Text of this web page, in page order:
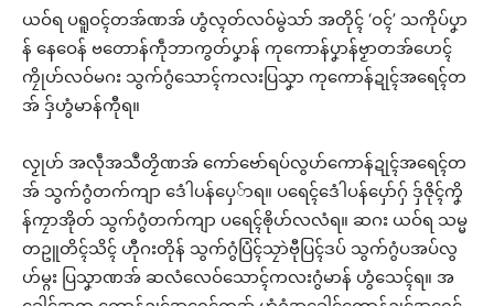
ယဝ်ရ ပရူဝၚ်တအ်ဏအ် ဟွံလ္ၚတ်လဝ်မွဲသာ် အတိုၚ် ‘ဝၚ်’ သကိုပ်ပၞာ
န် နေဝေန် ဗတောန်ကဵုဘာကွတ်ပၞာန် ကုကောန်ပၞာန်ဗၟာတအ်ဟေၚ်
ကၠိုဟ်လဝ်မဂး သွက်ဂွံသောၚ်ကလးပြသၞာ ကုကောန်ဍုၚ်အရေၚ်တ
အ် ဒှ်ဟွံမာန်ကီုရ။
လၟုဟ် အလဵုအသဳတၟိဏအ် ကော်ဗော်ရပ်လွဟ်ကောန်ဍုၚ်အရေၚ်တ
အ် သွက်ဂွံတက်ကျာ ဒေံါပန်ပှေ်ာရ။ ပရေၚ်ဒေံါပန်ပှော်ဂှ် ဒှ်ဇိုၚ်ကၞိ
န်ကၠာအိုတ် သွက်ဂွံတက်ကျာ ပရေၚ်ၜိုဟ်လလံရ။ ဆဂး ယဝ်ရ သမ္မ
တဥူတိၚ်သိၚ် ဟီုဂးတိုန် သွက်ဂွံပြံၚ်သၠာဲဗီုပြၚ်ဒပ် သွက်ဂွံပအပ်လွ
ဟ်မ္ဂး ပြသၞာဏအ် ဆလံလေဝ်သောၚ်ကလးဂွံမာန် ဟွံသေၚ်ရ။ အ